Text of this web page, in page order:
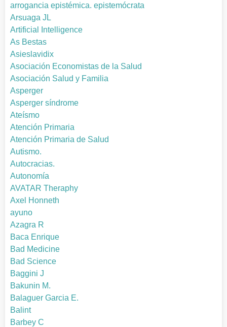
arrogancia epistémica. epistemócrata
Arsuaga JL
Artificial Intelligence
As Bestas
Asieslavidix
Asociación Economistas de la Salud
Asociación Salud y Familia
Asperger
Asperger síndrome
Ateísmo
Atención Primaria
Atención Primaria de Salud
Autismo.
Autocracias.
Autonomía
AVATAR Theraphy
Axel Honneth
ayuno
Azagra R
Baca Enrique
Bad Medicine
Bad Science
Baggini J
Bakunin M.
Balaguer Garcia E.
Balint
Barbey C